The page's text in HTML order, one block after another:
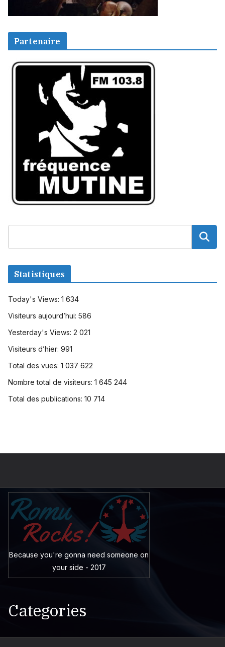
Partenaire
Statistiques
Today's Views: 1 634
Visiteurs aujourd’hui: 586
Yesterday's Views: 2 021
Visiteurs d’hier: 991
Total des vues: 1 037 622
Nombre total de visiteurs: 1 645 244
Total des publications: 10 714
Because you're gonna need someone on
your side - 2017
Categories